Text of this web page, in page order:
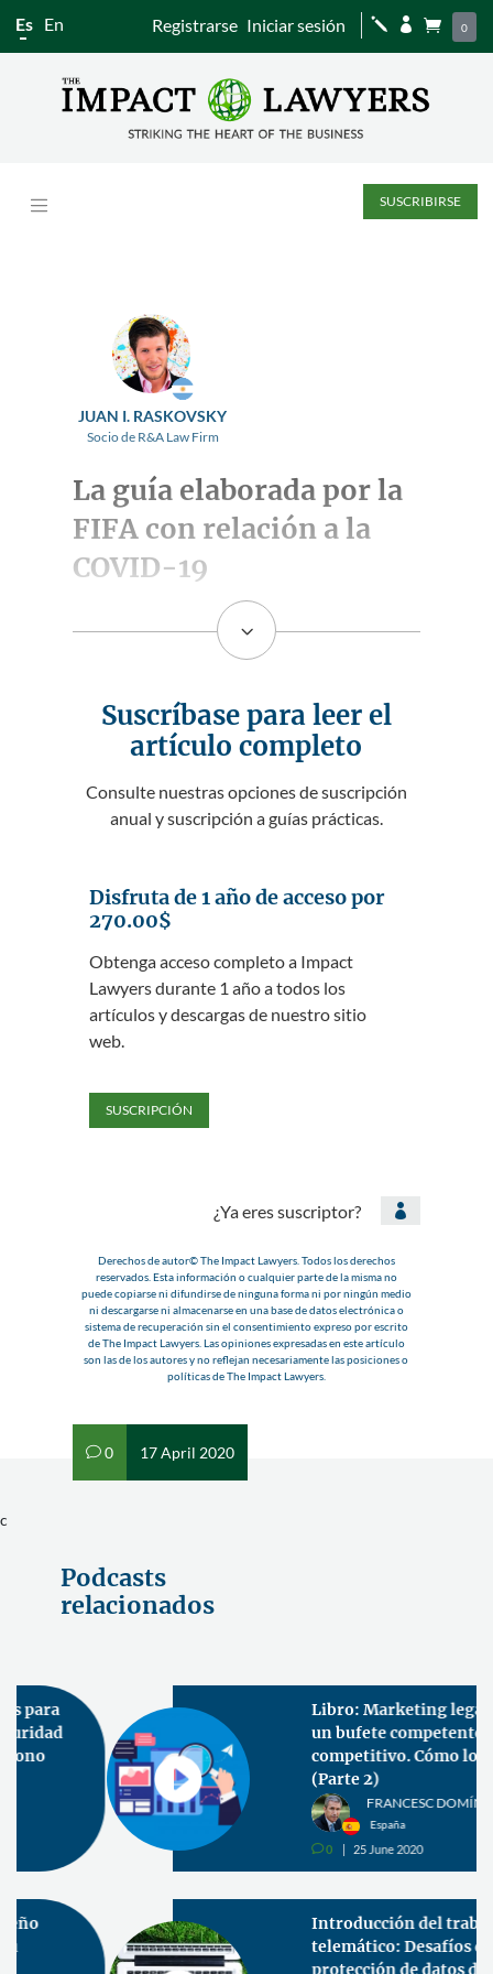
Es En Registrarse Iniciar sesión j   0
SUSCRIBIRSE
JUAN I. RASKOVSKY
Socio de R&A Law Firm
La guía elaborada por la
FIFA con relación a la
COVID-19
3
Suscríbase para leer el
artículo completo
Consulte nuestras opciones de suscripción
anual y suscripción a guías prácticas.
Disfruta de 1 año de acceso por
270.00$
Obtenga acceso completo a Impact
Lawyers durante 1 año a todos los
artículos y descargas de nuestro sitio
web.
SUSCRIPCIÓN
¿Ya eres suscriptor? 
v0 17 April 2020
Derechos de autor© The Impact Lawyers. Todos los derechos
reservados. Esta información o cualquier parte de la misma no
puede copiarse ni difundirse de ninguna forma ni por ningún medio
ni descargarse ni almacenarse en una base de datos electrónica o
sistema de recuperación sin el consentimiento expreso por escrito
de The Impact Lawyers. Las opiniones expresadas en este artículo
son las de los autores y no reflejan necesariamente las posiciones o
políticas de The Impact Lawyers.
c
Podcasts
relacionados
Libro: Marketing legal de
un bufete competente a uno
competitivo. Cómo lograrlo
(Parte 2)
FRANCESC DOMÍNGUEZ
España
25 June 2020
Introducción del trabajo
telemático: Desafíos de la
protección de datos durante